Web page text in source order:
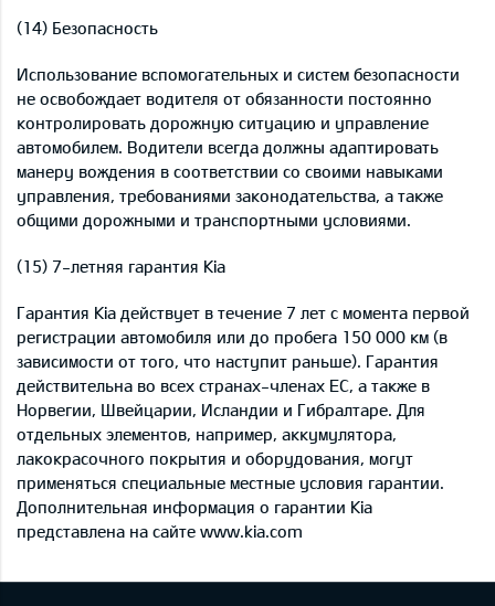
(14) Безопасность
Использование вспомогательных и систем безопасности
не освобождает водителя от обязанности постоянно
контролировать дорожную ситуацию и управление
автомобилем. Водители всегда должны адаптировать
манеру вождения в соответствии со своими навыками
управления, требованиями законодательства, а также
общими дорожными и транспортными условиями.
(15) 7-летняя гарантия Kia
Гарантия Kia действует в течение 7 лет с момента первой
регистрации автомобиля или до пробега 150 000 км (в
зависимости от того, что наступит раньше). Гарантия
действительна во всех странах-членах ЕС, а также в
Норвегии, Швейцарии, Исландии и Гибралтаре. Для
отдельных элементов, например, аккумулятора,
лакокрасочного покрытия и оборудования, могут
применяться специальные местные условия гарантии.
Дополнительная информация о гарантии Kia
представлена на сайте www.kia.com